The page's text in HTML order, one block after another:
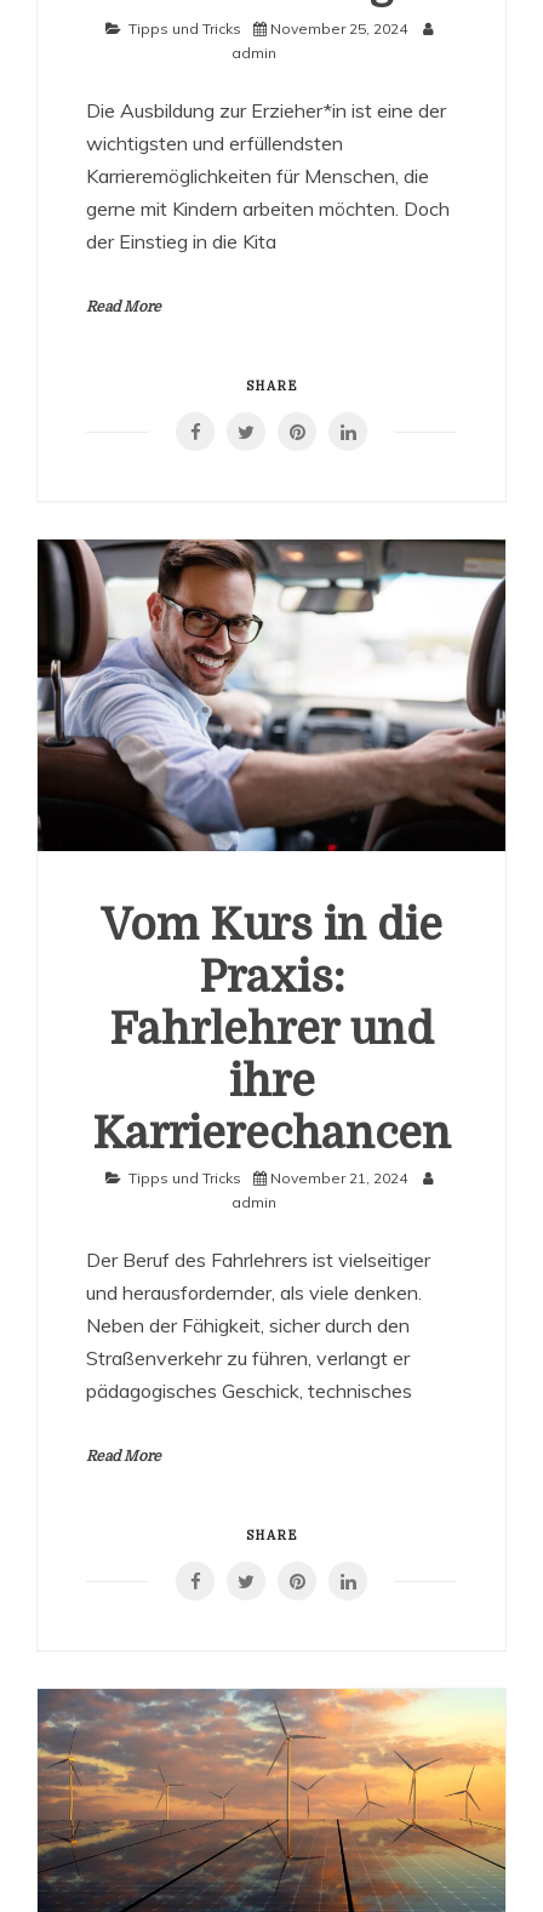
Tipps und Tricks
November 25, 2024
admin
Die Ausbildung zur Erzieher*in ist eine der
wichtigsten und erfüllendsten
Karrieremöglichkeiten für Menschen, die
gerne mit Kindern arbeiten möchten. Doch
der Einstieg in die Kita
Read More
SHARE
Vom Kurs in die
Praxis:
Fahrlehrer und
ihre
Karrierechancen
Tipps und Tricks
November 21, 2024
admin
Der Beruf des Fahrlehrers ist vielseitiger
und herausfordernder, als viele denken.
Neben der Fähigkeit, sicher durch den
Straßenverkehr zu führen, verlangt er
pädagogisches Geschick, technisches
Read More
SHARE